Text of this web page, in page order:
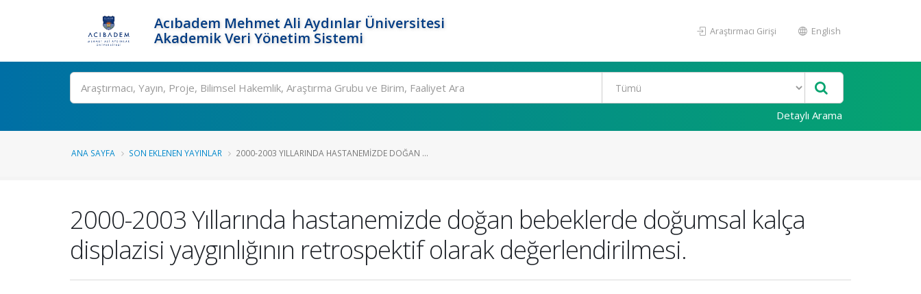
Acıbadem Mehmet Ali Aydınlar Üniversitesi
Akademik Veri Yönetim Sistemi
Araştırmacı Girişi English
Ara
Detaylı Arama
ANA SAYFA SON EKLENEN YAYINLAR 2000-2003 YILLARINDA HASTANEMIZDE DOĞAN ...
2000-2003 Yıllarında hastanemizde doğan bebeklerde doğumsal kalça
displazisi yaygınlığının retrospektif olarak değerlendirilmesi.